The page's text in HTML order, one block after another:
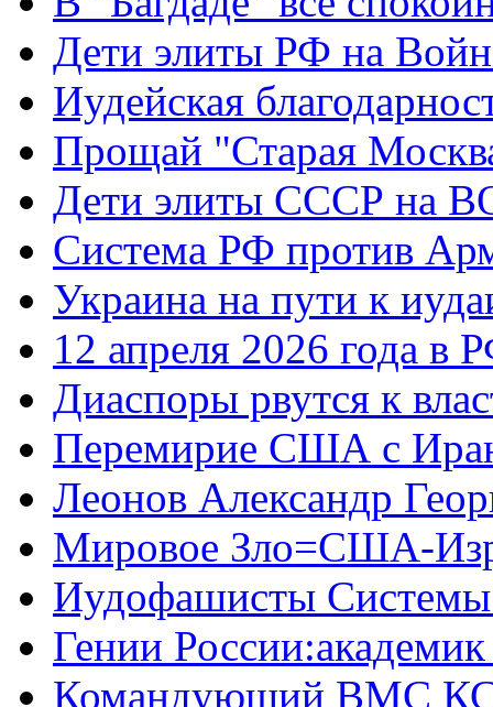
Дети элиты РФ на
Иудейская
Прощай "Старая
Дети элиты СССР на
Система РФ против
Украина на пути к
12 апреля 2026 года в
Диаспоры рвутся к
Перемирие США с
Леонов Александр
Мировое Зло=США-
Иудофашисты
Гении
Командующий ВМС